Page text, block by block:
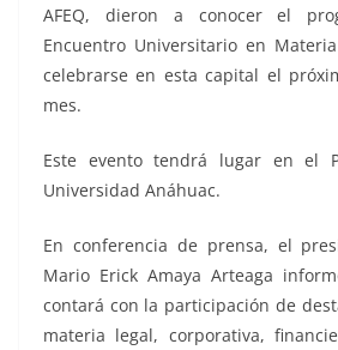
AFEQ, dieron a conocer el
Encuentro Universitario en
celebrarse en esta capital el
mes.
Este evento tendrá lugar en el
Universidad Anáhuac.
En conferencia de prensa, el
Mario Erick Amaya Arteaga
contará con la participación de
materia legal, corporativa,